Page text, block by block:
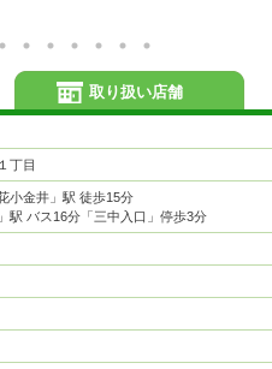
丁目
小金井」駅 徒歩15分
駅 バス16分「三中入口」停歩3分
取り扱い店舗